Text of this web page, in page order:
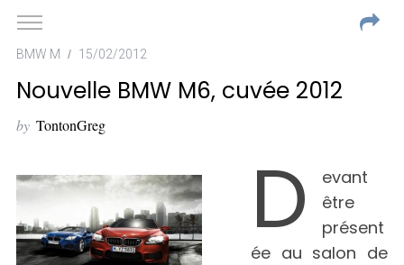
BMW M 15/02/2012
Nouvelle BMW M6, cuvée 2012
by TontonGreg
D
evant
être
présent
ée au salon de